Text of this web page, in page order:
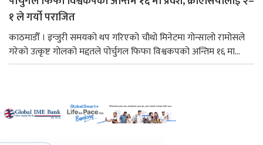
१ ले गर्यो पराजित
काठमाडौँ । इन्जुरी समयको थप गरिएको चौथो मिनेटमा गोन्सालो रामोसले
गरेको उत्कृष्ट गोलको मद्दतले पोर्चुगल फिफा विश्वकपको अन्तिम १६ मा...